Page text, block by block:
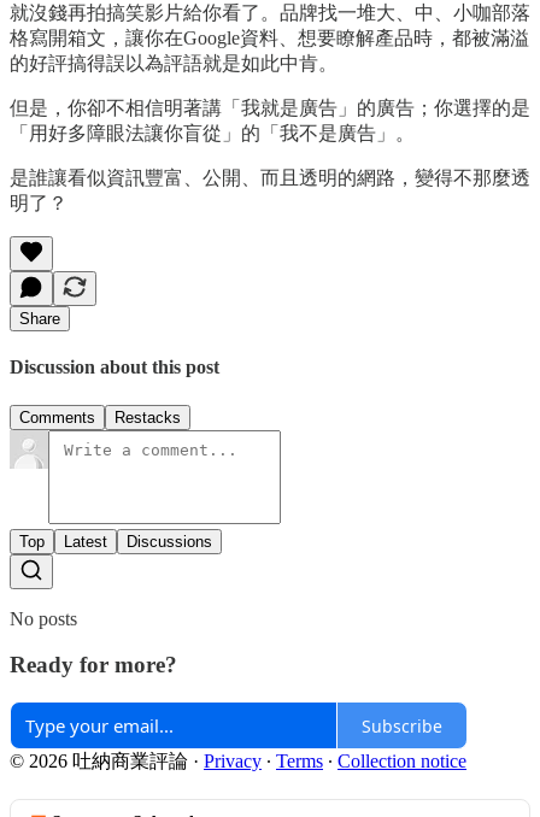
就沒錢再拍搞笑影片給你看了。品牌找一堆大、中、小咖部落
格寫開箱文，讓你在Google資料、想要瞭解產品時，都被滿溢
的好評搞得誤以為評語就是如此中肯。
但是，你卻不相信明著講「我就是廣告」的廣告；你選擇的是
「用好多障眼法讓你盲從」的「我不是廣告」。
是誰讓看似資訊豐富、公開、而且透明的網路，變得不那麼透
明了？
Share
Discussion about this post
Comments Restacks
Top Latest Discussions
No posts
Ready for more?
Subscribe
© 2026 吐納商業評論 · Privacy ∙ Terms ∙ Collection notice